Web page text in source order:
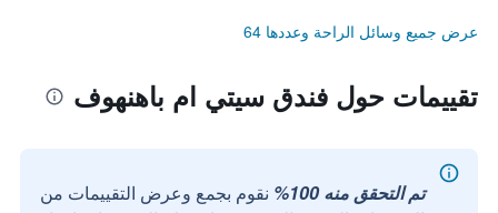
عرض جميع وسائل الراحة وعددها 64
تقييمات حول فندق سيتي ام باهنهوف
تم التحقق منه 100%
نقوم بجمع وعرض التقييمات من